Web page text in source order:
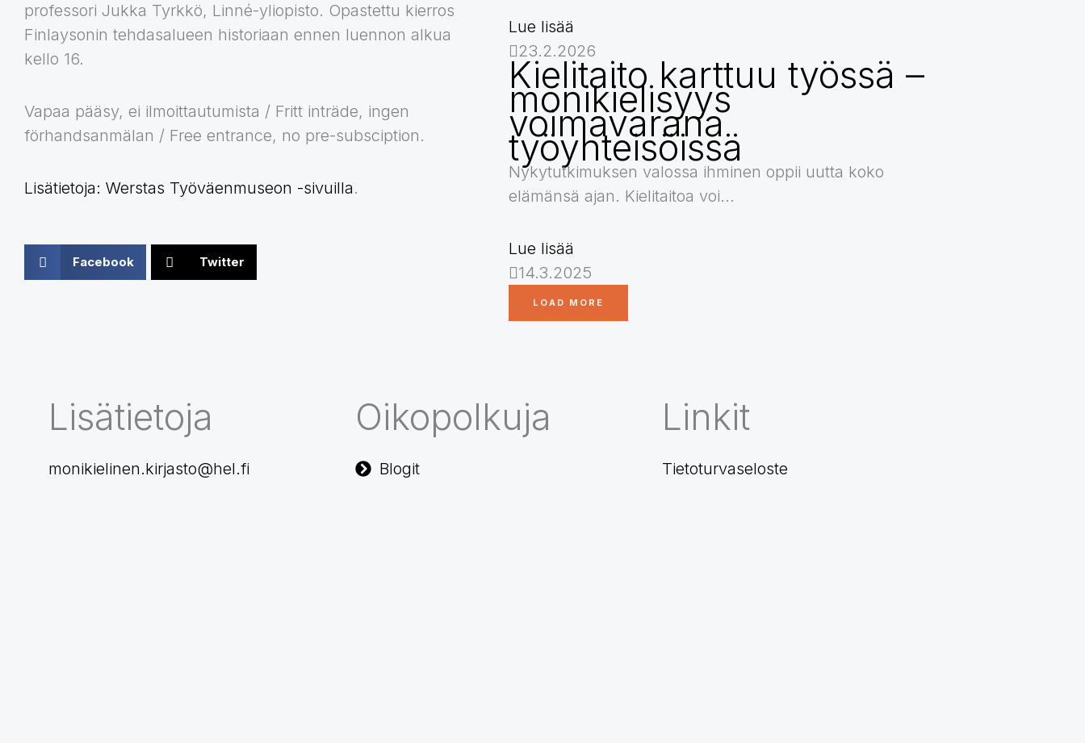
professori Jukka Tyrkkö, Linné-yliopisto. Opastettu kierros
Finlaysonin tehdasalueen historiaan ennen luennon alkua
kello 16.
Vapaa pääsy, ei ilmoittautumista / Fritt inträde, ingen
förhandsanmälan / Free entrance, no pre-subsciption.
Lisätietoja: Werstas Työväenmuseon -sivuilla.
Facebook Twitter
Lue lisää
23.2.2026
Kielitaito karttuu työssä –
monikielisyys
voimavarana
työyhteisöissä
Nykytutkimuksen valossa ihminen oppii uutta koko
elämänsä ajan. Kielitaitoa voi...
Lue lisää
14.3.2025
LOAD MORE
Lisätietoja
monikielinen.kirjasto@hel.fi
Oikopolkuja
Blogit
Linkit
Tietoturvaseloste